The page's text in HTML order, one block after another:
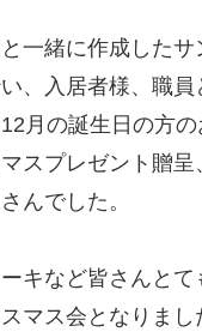
一緒に作成したサ
、入居者様、職員
月の誕生日の方
スプレゼント贈
んでした。
キなど皆さんとて
スマス会となりま